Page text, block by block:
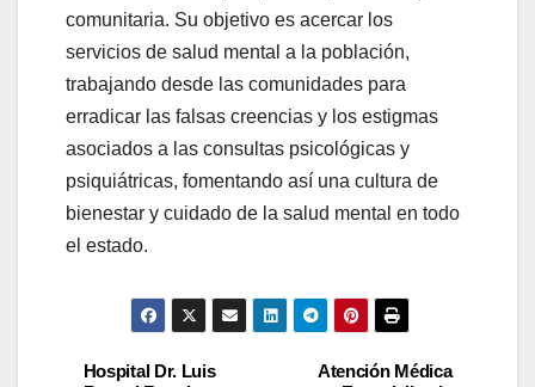
comunitaria. Su objetivo es acercar los
servicios de salud mental a la población,
trabajando desde las comunidades para
erradicar las falsas creencias y los estigmas
asociados a las consultas psicológicas y
psiquiátricas, fomentando así una cultura de
bienestar y cuidado de la salud mental en todo
el estado.
Atención Médica
Hospital Dr. Luis